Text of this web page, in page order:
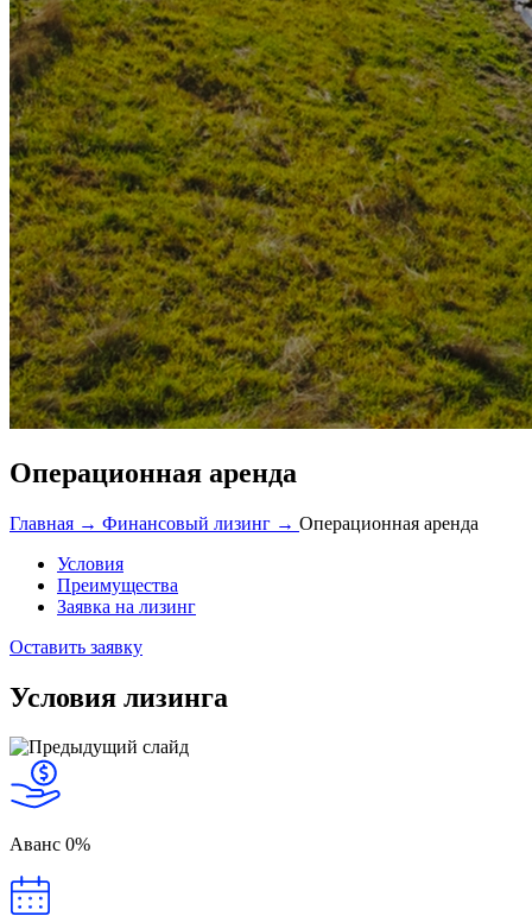
Операционная аренда
Главная → Финансовый лизинг → Операционная аренда
Условия
Преимущества
Заявка на лизинг
Оставить заявку
Условия лизинга
Аванс 0%